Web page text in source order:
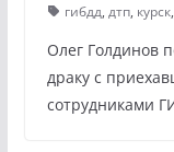
гибдд, дтп, курск,
Олег Голдинов
драку с
сотрудниками